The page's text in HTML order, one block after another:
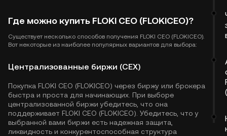
Где можно купить FLOKI CEO (FLOKICEO)?
Существует несколько способов получения FLOKI CEO (FLOKICEO).
Вот некоторые из наиболее популярных вариантов для выбора:
Централизованные биржи (CEX)
Покупка FLOKI CEO (FLOKICEO) через биржу или брокера
быстра и проста для начинающих. При выборе
централизованной биржи убедитесь, что она
поддерживает FLOKI CEO (FLOKICEO). Убедитесь, что у
выбранной вами биржи есть надежная защита,
ликвидность и конкурентоспособная структура